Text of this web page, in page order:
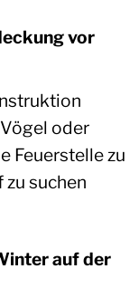
vor
oder
Feuerstelle zu
suchen
auf der